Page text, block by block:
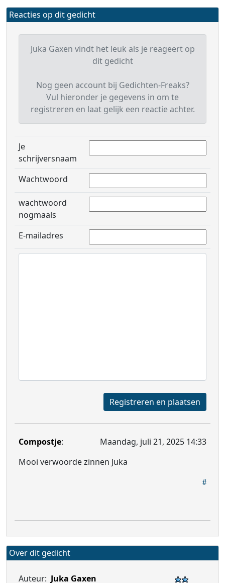
Reacties op dit gedicht
Juka Gaxen vindt het leuk als je reageert op
dit gedicht
Nog geen account bij Gedichten-Freaks?
Vul hieronder je gegevens in om te
registreren en laat gelijk een reactie achter.
Je
schrijversnaam
Wachtwoord
wachtwoord
nogmaals
E-mailadres
Registreren en plaatsen
Compostje:
Maandag, juli 21, 2025 14:33
Mooi verwoorde zinnen Juka
Over dit gedicht
Auteur: Juka Gaxen